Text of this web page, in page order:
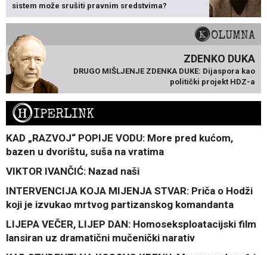
sistem može srušiti pravnim sredstvima?
KOLUMNA
ZDENKO DUKA
DRUGO MIŠLJENJE ZDENKA DUKE: Dijaspora kao
politički projekt HDZ-a
HIPERLINK
KAD „RAZVOJ“ POPIJE VODU: More pred kućom,
bazen u dvorištu, suša na vratima
VIKTOR IVANČIĆ: Nazad naši
INTERVENCIJA KOJA MIJENJA STVAR: Priča o Hodži
koji je izvukao mrtvog partizanskog komandanta
LIJEPA VEČER, LIJEP DAN: Homoseksploatacijski film
lansiran uz dramatični mučenički narativ